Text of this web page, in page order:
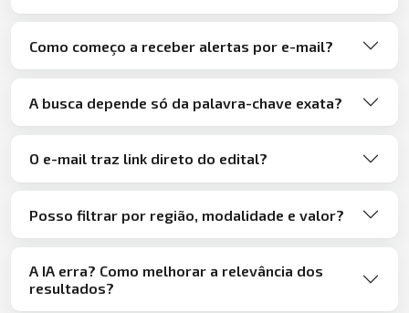
Como começo a receber alertas por e-mail?
A busca depende só da palavra-chave exata?
O e-mail traz link direto do edital?
Posso filtrar por região, modalidade e valor?
A IA erra? Como melhorar a relevância dos
resultados?